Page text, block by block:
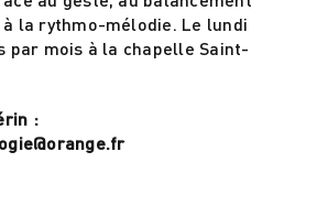
la rythmo-mélodie. Le lundi
par mois à la chapelle Saint-
: